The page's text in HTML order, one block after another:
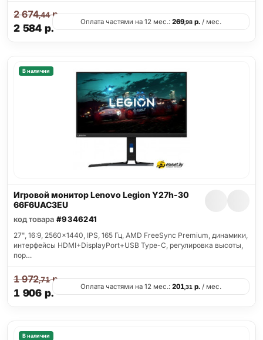
2 584 р.
2 674,44р.
Оплата частями на 12 мес.: 269,98 р. / мес.
В наличии
Игровой монитор Lenovo Legion Y27h-30
66F6UAC3EU
код товара #9346241
27", 16:9, 2560x1440, IPS, 165 Гц, AMD FreeSync Premium, динамики,
интерфейсы HDMI+DisplayPort+USB Type-C, регулировка высоты,
пор…
1 906 р.
1 972,71р.
Оплата частями на 12 мес.: 201,31 р. / мес.
В наличии